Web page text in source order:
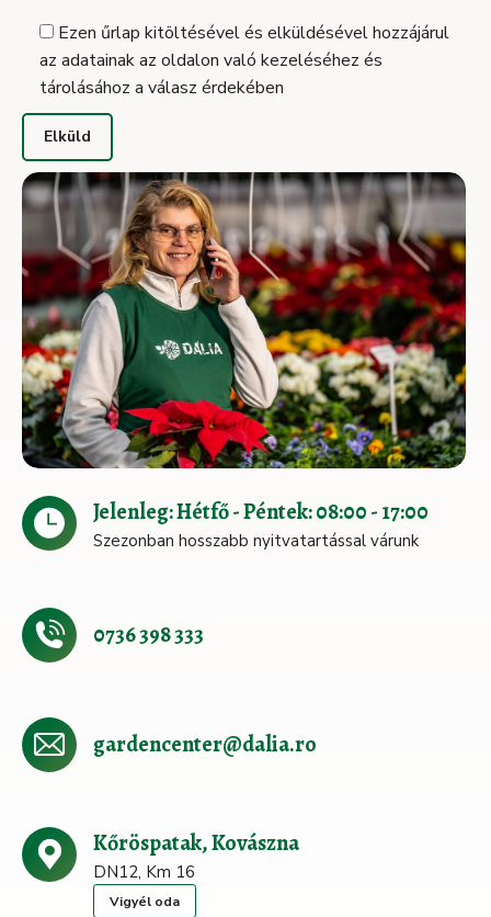
Ezen űrlap kitöltésével és elküldésével hozzájárul
az adatainak az oldalon való kezeléséhez és
tárolásához a válasz érdekében
Jelenleg: Hétfő - Péntek: 08:00 - 17:00
Szezonban hosszabb nyitvatartással várunk
0736 398 333
gardencenter@dalia.ro
Kőröspatak, Kovászna
DN12, Km 16
Vigyél oda